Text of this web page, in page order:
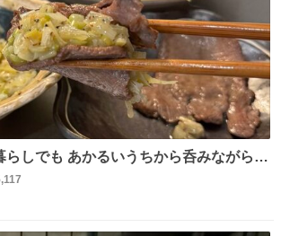
らしでも あかるいうちから呑みながらキ